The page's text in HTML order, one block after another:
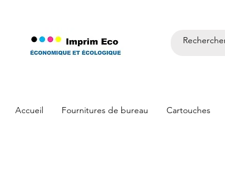
Accueil Fournitures de bureau Cartouches